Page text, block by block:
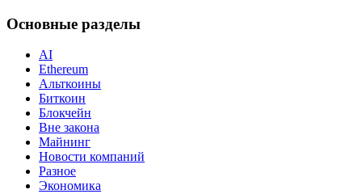
Основные разделы
AI
Ethereum
Альткоины
Биткоин
Блокчейн
Вне закона
Майнинг
Новости компаний
Разное
Экономика